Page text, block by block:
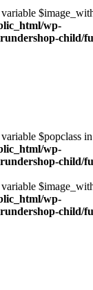
wp-
child/
$popclass in
wp-
child/
wp-
child/